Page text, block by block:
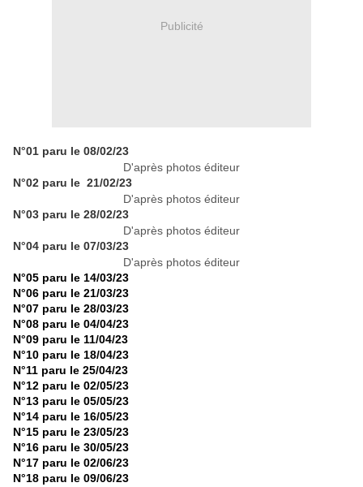
Publicité
N°01 paru le 08/02/23
D'après photos éditeur
N°02 paru le 21/02/23
D'après photos éditeur
N°03 paru le 28/02/23
D'après photos éditeur
N°04 paru le 07/03/23
D'après photos éditeur
N°05 paru le 14/03/23
N°06 paru le 21/03/23
N°07 paru le 28/03/23
N°08 paru le 04/04/23
N°09 paru le 11/04/23
N°10 paru le 18/04/23
N°11 paru le 25/04/23
N°12 paru le 02/05/23
N°13 paru le 05/05/23
N°14 paru le 16/05/23
N°15 paru le 23/05/23
N°16 paru le 30/05/23
N°17 paru le 02/06/23
N°18 paru le 09/06/23